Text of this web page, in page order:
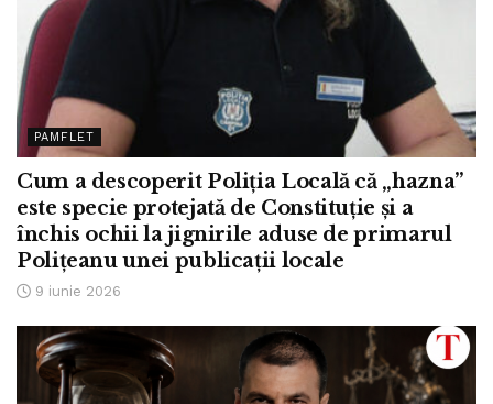
PAMFLET
Cum a descoperit Poliția Locală că „hazna”
este specie protejată de Constituție și a
închis ochii la jignirile aduse de primarul
Polițeanu unei publicații locale
9 iunie 2026